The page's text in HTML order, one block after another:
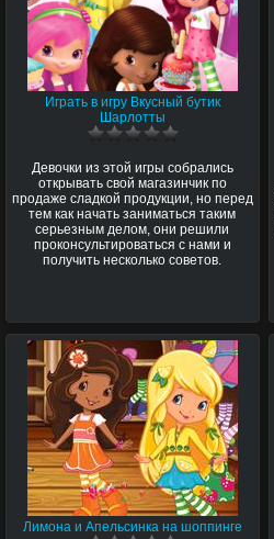
Играть в игру Вкусный бутик
Шарлотты
Девочки из этой игры собрались
открывать свой магазинчик по
продаже сладкой продукции, но перед
тем как начать заниматься таким
серьезным делом, они решили
проконсультироваться с нами и
получить несколько советов.
Лимона и Апельсинка на шоппинге